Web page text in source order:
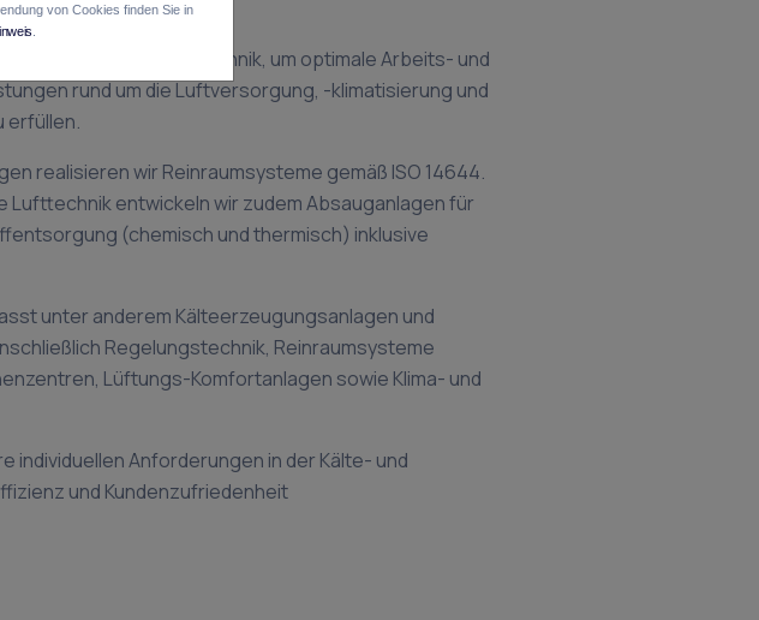
von Cookies finden Sie in
der Kälte- und Lufttechnik, um optimale Arbeits- und
rund um die Luftversorgung, -klimatisierung und
erfüllen.
realisieren wir Reinraumsysteme gemäß ISO 14644.
entwickeln wir zudem Absauganlagen für
(chemisch und thermisch) inklusive
unter anderem Kälteerzeugungsanlagen und
Regelungstechnik, Reinraumsysteme
Lüftungs-Komfortanlagen sowie Klima- und
individuellen Anforderungen in der Kälte- und
und Kundenzufriedenheit